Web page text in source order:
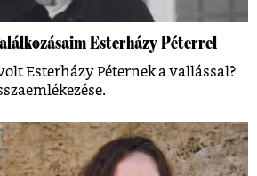
Esterházy Péterrel
Esterházy Péternek a vallással?